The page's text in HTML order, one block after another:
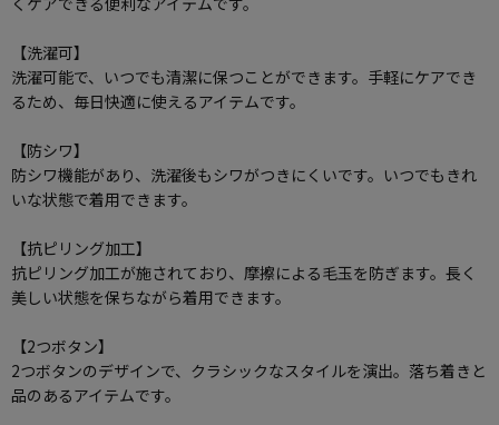
【洗濯可】
洗濯可能で、いつでも清潔に保つことができます。手軽にケアでき
るため、毎日快適に使えるアイテムです。
【防シワ】
防シワ機能があり、洗濯後もシワがつきにくいです。いつでもきれ
いな状態で着用できます。
【抗ピリング加工】
抗ピリング加工が施されており、摩擦による毛玉を防ぎます。長く
美しい状態を保ちながら着用できます。
【2つボタン】
2つボタンのデザインで、クラシックなスタイルを演出。落ち着きと
品のあるアイテムです。